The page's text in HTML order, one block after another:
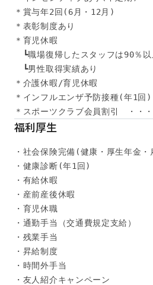
＊賞与年2回(6月・12月)
＊表彰制度あり
＊育児休暇
┗職場復帰したスタッフは90％以
┗男性取得実績あり
＊介護休暇/育児休暇
＊インフルエンザ予防接種(年1回)
＊スポーツクラブ会員割引　・・
福利厚生
・社会保険完備(健康・厚生年金
・健康診断(年1回)
・有給休暇
・産前産後休暇
・育児休職
・通勤手当（交通費規定支給）
・残業手当
・昇給制度
・時間外手当
・友人紹介キャンペーン